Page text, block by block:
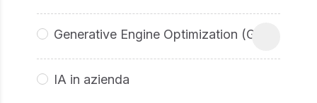
Generative Engine Optimization (GEO
IA in azienda